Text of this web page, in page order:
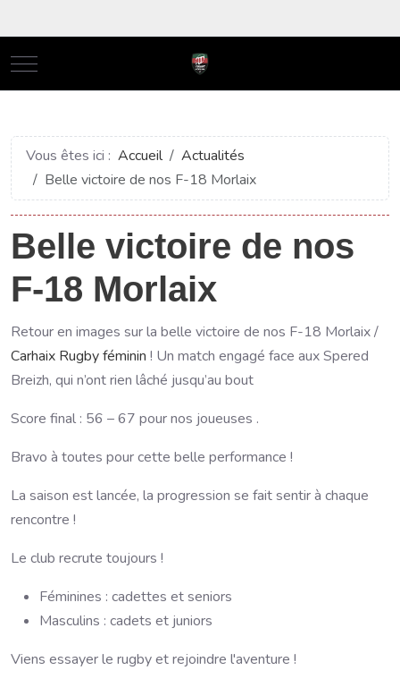
Mobile Menu Toggle
Vous êtes ici : Accueil
Actualités
Belle victoire de nos F-18 Morlaix
Belle victoire de nos
F-18 Morlaix
Retour en images sur la belle victoire de nos F-18 Morlaix /
Carhaix Rugby féminin ! Un match engagé face aux Spered
Breizh, qui n’ont rien lâché jusqu’au bout
Score final : 56 – 67 pour nos joueuses .
Bravo à toutes pour cette belle performance !
La saison est lancée, la progression se fait sentir à chaque
rencontre !
Le club recrute toujours !
Féminines : cadettes et seniors
Masculins : cadets et juniors
Viens essayer le rugby et rejoindre l'aventure !